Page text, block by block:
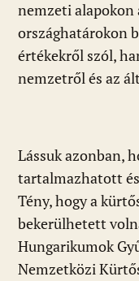
nemzeti alapokon
országhatárokon
értékekről szól,
nemzetről és az
Lássuk azonban,
tartalmazhatott
Tény, hogy a
bekerülhetett
Hungarikumok
Nemzetközi